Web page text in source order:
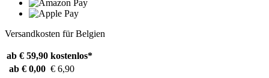
Versandkosten für Belgien
ab € 59,90 kostenlos*
ab € 0,00 € 6,90